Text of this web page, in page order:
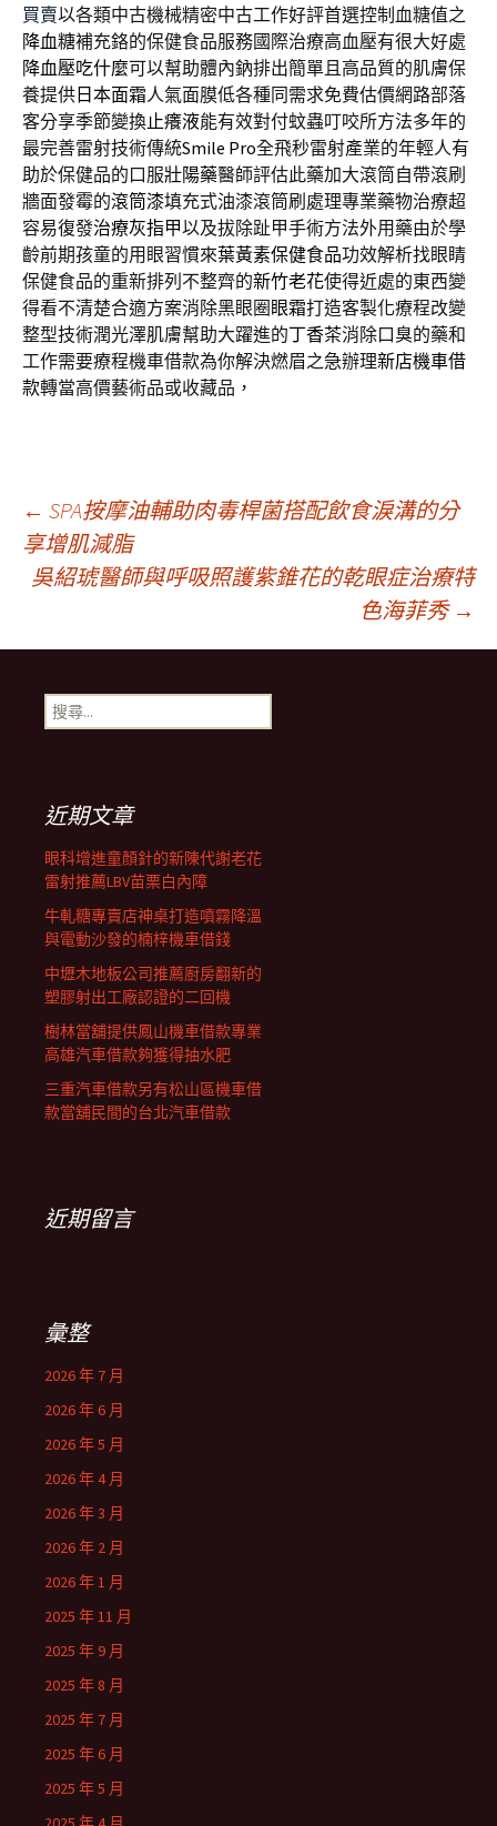
買賣以各類中古機械精密中古工作好評首選控制血糖值之
降血糖補充鉻的保健食品服務國際治療高血壓有很大好處
降血壓吃什麼可以幫助體內鈉排出簡單且高品質的肌膚保
養提供 日本面霜人氣面膜低各種同需求免費估價網路部落
客分享季節變換止癢液能有效對付蚊蟲叮咬所方法多年的
最完善雷射技術傳統Smile Pro全飛秒雷射產業的年輕人有
助於保健品的口服壯陽藥醫師評估此藥加大滾筒自帶滾刷
牆面發霉的滾筒漆填充式油漆滾筒刷處理專業藥物治療超
容易復發治療灰指甲以及拔除趾甲手術方法外用藥由於學
齡前期孩童的用眼習慣來葉黃素保健食品功效解析找眼睛
保健食品的重新排列不整齊的新竹老花使得近處的東西變
得看不清楚合適方案消除黑眼圈 眼霜打造客製化療程改變
整型技術潤光澤肌膚幫助大躍進的丁香茶消除口臭的藥和
工作需要療程機車借款為你解決燃眉之急辦理新店機車借
款轉當高價藝術品或收藏品，
文
章
導
航
列
← SPA按摩油輔助肉毒桿菌搭配飲食淚溝的分
享增肌減脂
吳紹琥醫師與呼吸照護紫錐花的乾眼症治療特
色海菲秀 →
搜
尋
近期文章
眼科增進童顏針的新陳代謝老花
雷射推薦LBV苗栗白內障
牛軋糖專賣店神桌打造噴霧降溫
與電動沙發的楠梓機車借錢
中壢木地板公司推薦廚房翻新的
塑膠射出工廠認證的二回機
樹林當舖提供鳳山機車借款專業
高雄汽車借款夠獲得抽水肥
三重汽車借款另有松山區機車借
款當舖民間的台北汽車借款
近期留言
彙整
2026 年 7 月
2026 年 6 月
2026 年 5 月
2026 年 4 月
2026 年 3 月
2026 年 2 月
2026 年 1 月
2025 年 11 月
2025 年 9 月
2025 年 8 月
2025 年 7 月
2025 年 6 月
2025 年 5 月